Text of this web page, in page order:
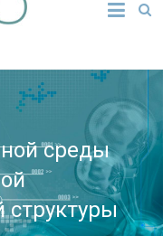
среды
структуры